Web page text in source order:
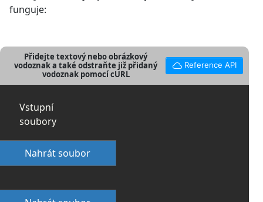
funguje:
Přidejte textový nebo obrázkový
vodoznak a také odstraňte již přidaný
vodoznak pomocí cURL
Reference API
Vstupní
soubory
Nahrát soubor